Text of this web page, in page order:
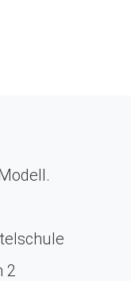
2